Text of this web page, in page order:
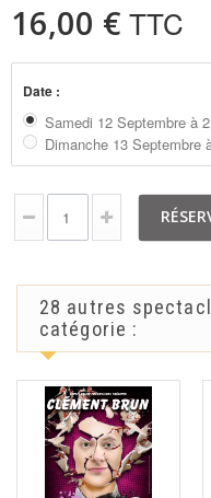
16,00 € TTC
Date :
Samedi 12 Septembre à
Dimanche 13 Septembre
28 autres
catégorie :